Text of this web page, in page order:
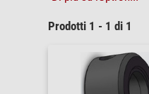
Prodotti 1 - 1 di 1